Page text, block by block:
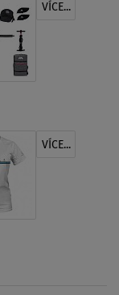
VÍCE...
VÍCE...